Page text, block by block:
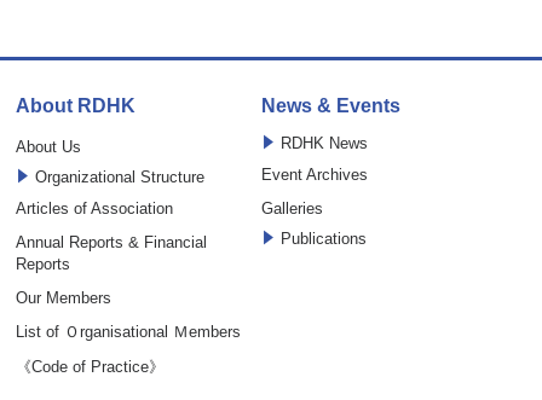
About RDHK
About Us
Organizational Structure
Articles of Association
Annual Reports & Financial
Reports
Our Members
List of Ｏrganisational Ｍembers
《Code of Practice》
News & Events
RDHK News
Event Archives
Galleries
Publications